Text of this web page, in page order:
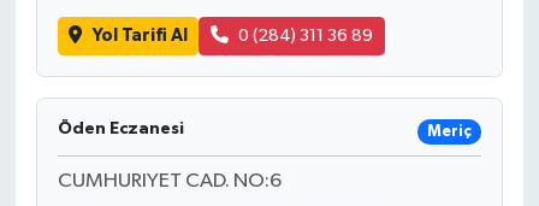
Yol Tarifi Al 0 (284) 311 36 89
Öden Eczanesi Meriç
CUMHURIYET CAD. NO:6